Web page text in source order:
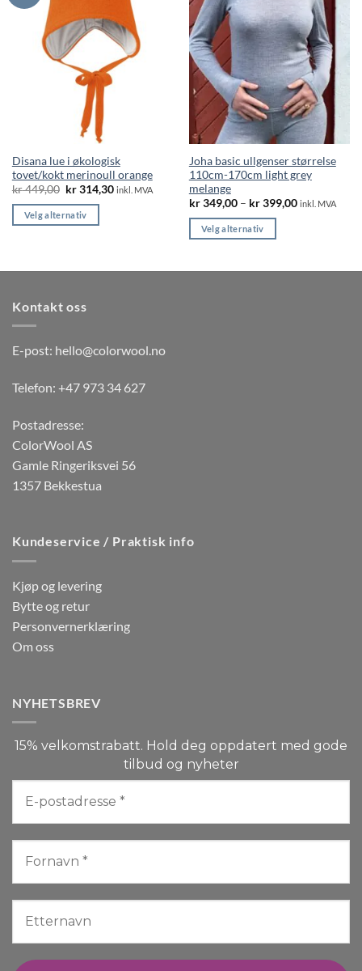
Alternativene
velges
produktsiden
Alternativene
kan
velges
på
produktsiden
Disana lue i økologisk
tovet/kokt merinoull orange
kr449,00 Opprinnelig
var:
kr 449,00.
kr314,30Nåværende
inkl. MVA
Velg alternativ
varianter.
velges
produktsiden
Joha basic ullgenser størrelse
110cm-170cm light grey
melange
kr349,00 – kr399,00Price
inkl. MVA
Velg alternativ
Kontakt oss
E-post: hello@colorwool.no
Telefon: +47 973 34 627
Postadresse:
ColorWool AS
Gamle Ringeriksvei 56
1357 Bekkestua
Kundeservice / Praktisk info
Kjøp og levering
Bytte og retur
Personvernerklæring
Om oss
NYHETSBREV
15% velkomstrabatt. Hold deg oppdatert med gode
tilbud og nyheter